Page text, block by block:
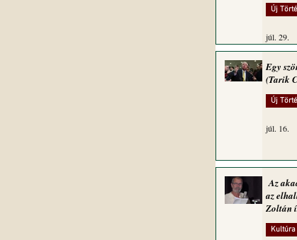
Új
júl. 29.
Egy
(Tarik
Új
júl. 16.
Az
az
Zoltán
Kultúra